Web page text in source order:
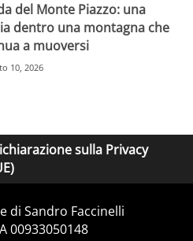
del Monte Piazzo: una
dentro una montagna che
a muoversi
10, 2026
sulla Privacy
di Sandro Faccinelli
00933050148